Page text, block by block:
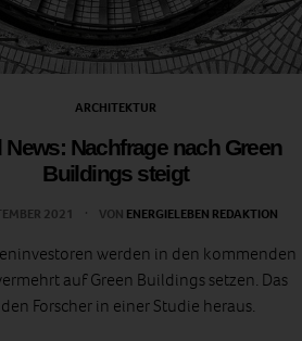
ARCHITEKTUR
News: Nachfrage nach Green
Buildings steigt
2021 VON ENERGIELEBEN REDAKTION
werden in den kommenden
auf Green Buildings setzen. Das
Forscher in einer Studie heraus.